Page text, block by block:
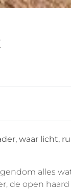
waar licht,
alles
de open